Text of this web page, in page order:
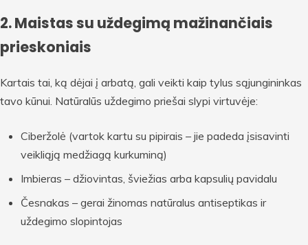
2. Maistas su uždegimą mažinančiais
prieskoniais
Kartais tai, ką dėjai į arbatą, gali veikti kaip tylus sąjungininkas
tavo kūnui. Natūralūs uždegimo priešai slypi virtuvėje:
Ciberžolė (vartok kartu su pipirais – jie padeda įsisavinti
veikliąją medžiagą kurkuminą)
Imbieras – džiovintas, šviežias arba kapsulių pavidalu
Česnakas – gerai žinomas natūralus antiseptikas ir
uždegimo slopintojas